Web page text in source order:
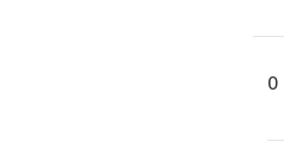
0